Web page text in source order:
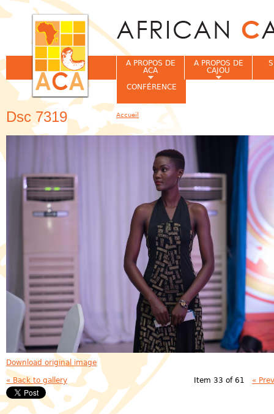
Dsc 7319
Download original image
« Back to gallery Item 33 of 61 «
A PROPOS DE
ACA
A PROPOS DE
CAJOU
CONFÉRENCE
Vous êtes ici
Accueil